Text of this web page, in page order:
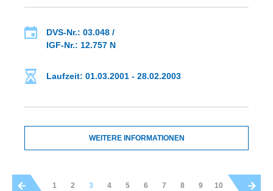
DVS-Nr.: 03.048 /
IGF-Nr.: 12.757 N
Laufzeit: 01.03.2001 - 28.02.2003
WEITERE INFORMATIONEN
1 2 3 4 5 6 7 8 9 10